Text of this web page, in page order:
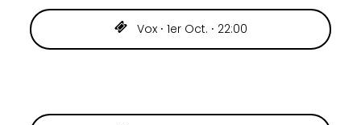
Vox ⸱ 1er Oct. ⸱ 22:00